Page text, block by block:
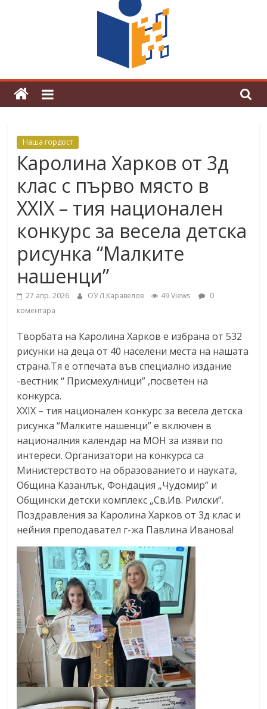
граници“
Магията на Андерсен оживя в ОУ
„Любен Каравелов“
Наша гордост
Каролина Харков от 3д
клас с първо място в
XXIX – тия национален
конкурс за весела детска
рисунка “Малките
нашенци”
27 апр. 2026 ОУ Л.Каравелов 49 Views
0
коментара
Творбата на Каролина Харков е избрана от 532
рисунки на деца от 40 населени места на нашата
страна.Тя е отпечата във специално издание
-вестник “ Присмехулници” ,посветен на
конкурса.
XXIX – тия национален конкурс за весела детска
рисунка “Малките нашенци” е включен в
националния календар на МОН за изяви по
интереси. Организатори на конкурса са
Министерството на образованието и науката,
Община Казанлък, Фондация „Чудомир” и
Общински детски комплекс „Св.Ив. Рилски”.
Поздравления за Каролина Харков от 3д клас и
нейния преподавател г-жа Павлина Иванова!